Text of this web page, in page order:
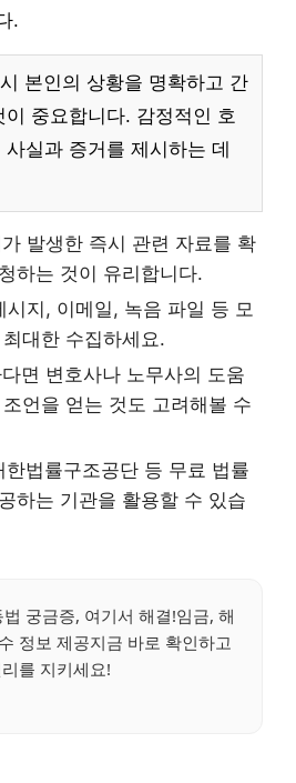
.
본인의 상황을 명확하고 간
중요합니다. 감정적인 호
실과 증거를 제시하는 데
발생한 즉시 관련 자료를 확
하는 것이 유리합니다.
시지, 이메일, 녹음 파일 등 모
대한 수집하세요.
면 변호사나 노무사의 도움
언을 얻는 것도 고려해볼 수
한법률구조공단 등 무료 법률
하는 기관을 활용할 수 있습
법 궁금증, 여기서 해결!임금, 해
정보 제공지금 바로 확인하고
를 지키세요!